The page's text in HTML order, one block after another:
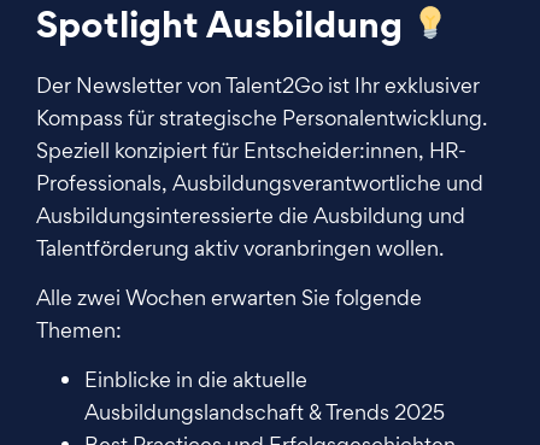
Spotlight Ausbildung
Der Newsletter von Talent2Go ist Ihr exklusiver
Kompass für strategische Personalentwicklung.
Speziell konzipiert für Entscheider:innen, HR-
Professionals, Ausbildungsverantwortliche und
Ausbildungsinteressierte die Ausbildung und
Talentförderung aktiv voranbringen wollen.
Alle zwei Wochen erwarten Sie folgende
Themen:
Einblicke in die aktuelle
Ausbildungslandschaft & Trends 2025